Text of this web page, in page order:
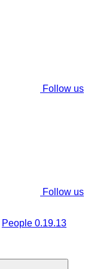
Follow us
Follow us
People 0.19.13